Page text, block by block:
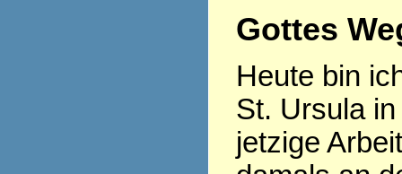
Gottes
Heute bin
St. Ursula
jetzige